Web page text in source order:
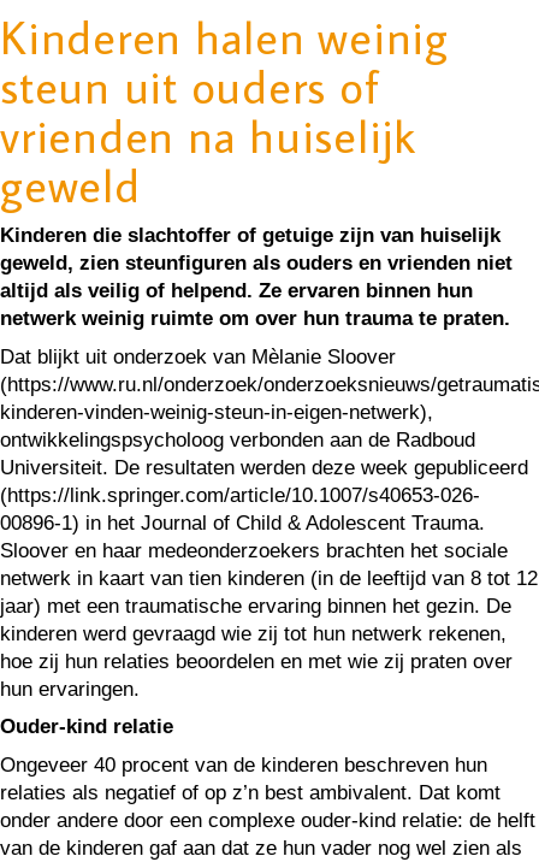
Kinderen halen weinig
steun uit ouders of
vrienden na huiselijk
geweld
Kinderen die slachtoffer of getuige zijn van huiselijk
geweld, zien steunfiguren als ouders en vrienden niet
altijd als veilig of helpend. Ze ervaren binnen hun
netwerk weinig ruimte om over hun trauma te praten.
Dat blijkt uit onderzoek van Mèlanie Sloover
(https://www.ru.nl/onderzoek/onderzoeksnieuws/
kinderen-vinden-weinig-steun-in-eigen-netwerk),
ontwikkelingspsycholoog verbonden aan de Radboud
Universiteit. De resultaten werden deze week gepubliceerd
(https://link.springer.com/article/10.1007/s40653-026-
00896-1) in het Journal of Child & Adolescent Trauma.
Sloover en haar medeonderzoekers brachten het sociale
netwerk in kaart van tien kinderen (in de leeftijd van 8 tot 12
jaar) met een traumatische ervaring binnen het gezin. De
kinderen werd gevraagd wie zij tot hun netwerk rekenen,
hoe zij hun relaties beoordelen en met wie zij praten over
hun ervaringen.
Ouder-kind relatie
Ongeveer 40 procent van de kinderen beschreven hun
relaties als negatief of op z’n best ambivalent. Dat komt
onder andere door een complexe ouder-kind relatie: de helft
van de kinderen gaf aan dat ze hun vader nog wel zien als